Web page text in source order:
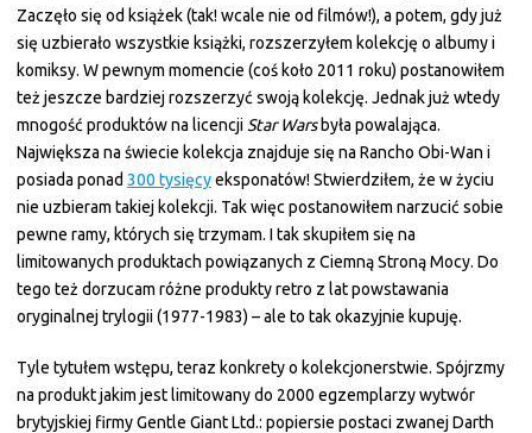
Zaczęło się od książek (tak! wcale nie od filmów!), a potem, gdy już
się uzbierało wszystkie książki, rozszerzyłem kolekcję o albumy i
komiksy. W pewnym momencie (coś koło 2011 roku) postanowiłem
też jeszcze bardziej rozszerzyć swoją kolekcję. Jednak już wtedy
mnogość produktów na licencji Star Warsbyła powalająca.
Największa na świecie kolekcja znajduje się na Rancho Obi-Wan i
posiada ponad 300 tysięcyeksponatów! Stwierdziłem, że w życiu
nie uzbieram takiej kolekcji. Tak więc postanowiłem narzucić sobie
pewne ramy, których się trzymam. I tak skupiłem się na
limitowanych produktach powiązanych z Ciemną Stroną Mocy. Do
tego też dorzucam różne produkty retro z lat powstawania
oryginalnej trylogii (1977-1983) – ale to tak okazyjnie kupuję.
Tyle tytułem wstępu, teraz konkrety o kolekcjonerstwie. Spójrzmy
na produkt jakim jest limitowany do 2000 egzemplarzy wytwór
brytyjskiej firmy Gentle Giant Ltd.: popiersie postaci zwanej Darth